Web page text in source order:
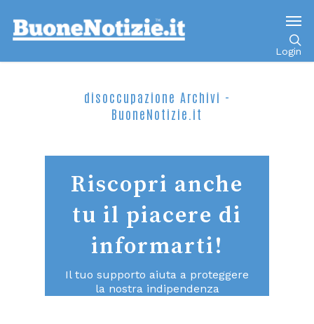
Login
disoccupazione Archivi -
BuoneNotizie.it
Riscopri anche
tu il piacere di
informarti!
Il tuo supporto aiuta a proteggere
la nostra indipendenza